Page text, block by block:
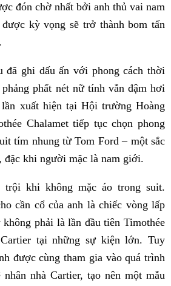
đón chờ nhất bởi anh thủ vai nam
kỳ vọng sẽ trở thành bom tấn
đã ghi dấu ấn với phong cách thời
phất nét nữ tính vẫn đậm hơi
xuất hiện tại Hội trường Hoàng
Chalamet tiếp tục chọn phong
tím nhung từ Tom Ford – một sắc
đặc khi người mặc là nam giới.
trội khi không mặc áo trong suit.
cần cổ của anh là chiếc vòng lấp
phải là lần đầu tiên Timothée
tại những sự kiện lớn. Tuy
được cùng tham gia vào quá trình
nhà Cartier, tạo nên một mẫu